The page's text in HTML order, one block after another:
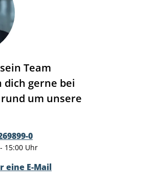
Team
gerne bei
um unsere
0
15:00 Uhr
eine E-Mail